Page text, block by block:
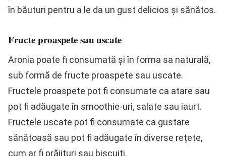
în băuturi pentru a le da un gust delicios și sănătos.
Fructe proaspete sau uscate
Aronia poate fi consumată și în forma sa naturală,
sub formă de fructe proaspete sau uscate.
Fructele proaspete pot fi consumate ca atare sau
pot fi adăugate în smoothie-uri, salate sau iaurt.
Fructele uscate pot fi consumate ca gustare
sănătoasă sau pot fi adăugate în diverse rețete,
cum ar fi prăjituri sau biscuiți.